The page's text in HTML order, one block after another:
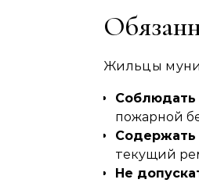
Жильцы
пожарной
текущий
Не